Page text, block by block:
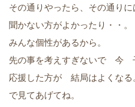
その通りやったら、その通り
聞かない方がよかったり・・
みんな個性があるから。
先の事を考えすぎないで 今
応援した方が 結局はよくなる
で見てあげてね。